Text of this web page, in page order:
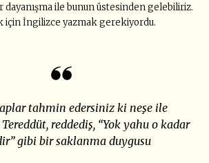
dayanışma ile bunun üstesinden gelebiliriz.
için İngilizce yazmak gerekiyordu.
tahmin edersiniz ki neşe ile
reddediş, “Yok yahu o kadar
gibi bir saklanma duygusu